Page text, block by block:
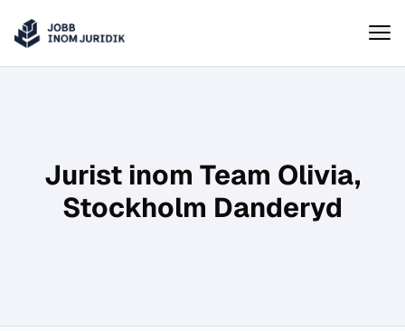
Hoppa till innehåll
Jobbinomjuridik
Jurist inom Team Olivia,
Stockholm Danderyd